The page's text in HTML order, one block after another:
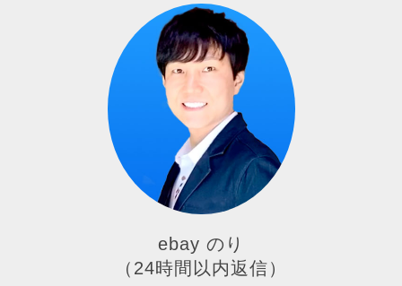
ebay のり
（24時間以内返信）